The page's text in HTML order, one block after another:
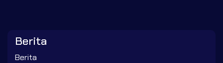
Berita
Berita